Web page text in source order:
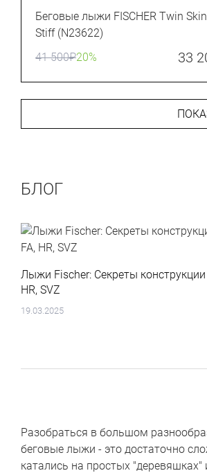
Беговые лыжи FISCHER Twin
Stiff (N23622)
41 500₽20% 33
БЛОГ
Лыжи Fischer: Секреты конструкции
HR, SVZ
19.03.2025
Разобраться в большом
беговые лыжи - это достаточно
катались на простых